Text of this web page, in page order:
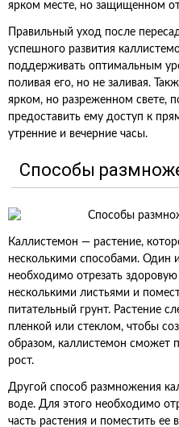
ярком месте, но защищенном
Правильный уход после
успешного развития
поддерживать оптимальным
поливая его, но не заливая.
ярком, но разреженном свете,
предоставить ему доступ к
утренние и вечерние часы.
Способы
Каллистемон — растение,
несколькими способами. Один
необходимо отрезать
несколькими листьями и
питательный грунт. Растение
пленкой или стеклом, чтобы
образом, каллистемон сможет
рост.
Другой способ размножения
воде. Для этого необходимо
часть растения и поместить ее